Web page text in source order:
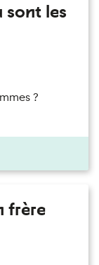
sont les
?
frère